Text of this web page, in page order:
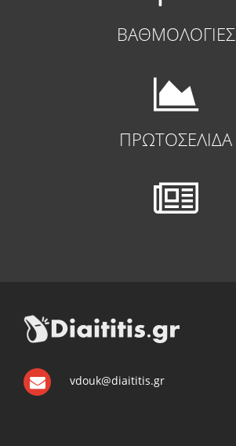
ΒΑΘΜΟΛΟΓΙΕΣ
ΠΡΩΤΟΣΕΛΙΔΑ
vdouk@diaititis.gr